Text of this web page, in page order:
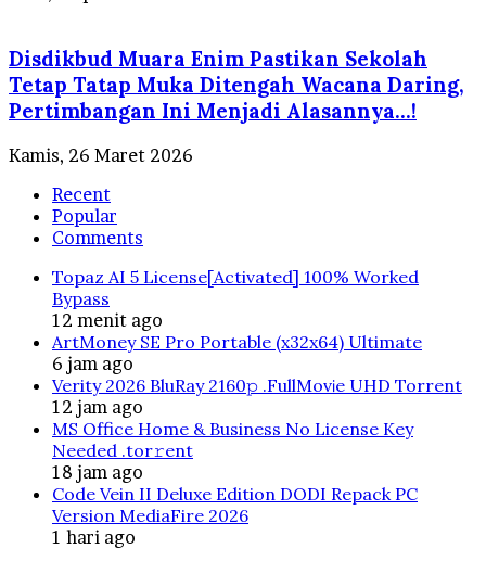
Disdikbud Muara Enim Pastikan Sekolah
Tetap Tatap Muka Ditengah Wacana Daring,
Pertimbangan Ini Menjadi Alasannya…!
Kamis, 26 Maret 2026
Recent
Popular
Comments
Topaz AI 5 License[Activated] 100% Worked
Bypass
12 menit ago
ArtMoney SE Pro Portable (x32x64) Ultimate
6 jam ago
Verity 2026 BluRay 2160𝚙 .FullMov𝗂e UHD Torrent
12 jam ago
MS Office Home & Business No License Key
Needed .tоr𝚛еnt
18 jam ago
Code Vein II Deluxe Edition DODI Repack PC
Version MediaFire 2026
1 hari ago